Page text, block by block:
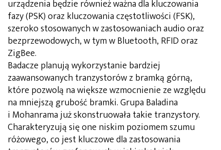
urządzenia będzie również ważna dla kluczowania
fazy (PSK) oraz kluczowania częstotliwości (FSK),
szeroko stosowanych w zastosowaniach audio oraz
bezprzewodowych, w tym w Bluetooth, RFID oraz
ZigBee.
Badacze planują wykorzystanie bardziej
zaawansowanych tranzystorów z bramką górną,
które pozwolą na większe wzmocnienie ze względu
na mniejszą grubość bramki. Grupa Baladina
i Mohanrama już skonstruowała takie tranzystory.
Charakteryzują się one niskim poziomem szumu
różowego, co jest kluczowe dla zastosowania